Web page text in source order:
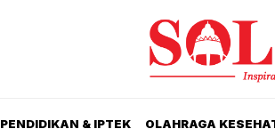
PENDIDIKAN & IPTEK OLAHRAGA